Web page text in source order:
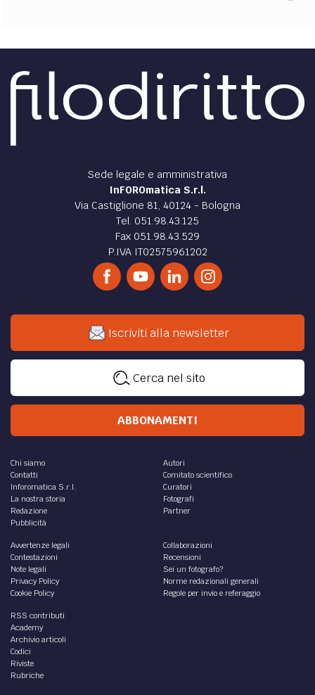
pubblici
Complice il Covid-19 è giunta l’era dei concorsi digitali:
come si comporta la pubblica amministrazione?
Laura Flora
Una riflessione sulle modalità concorsuali ai tempi del
Il Responsabile dell’organizzazione
concorsuale – ROC
Gianni Penzo Doria
La registrazione delle prove concorsuali
orali
Due diversi riscontri alla domanda se sia possibile per un
diGianni Penzo Doria
DIRITTO /
Per una cosmo-grafia degli atti
amministrativi: parte I - Ogni delibera inizia
Questo mese inizia un percorso di tre puntate di “cosmo-
grafia” degli atti amministrativi.
diGianni Penzo Doria
DIRITTO / Concorso - TAR Lazio: ammissione con
riserva di una candidata al prosieguo della
procedura concorsuale, a seguito della
precedente esclusione per via di un tatuaggio in